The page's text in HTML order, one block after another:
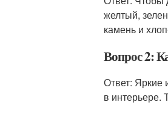
желтый,
камень и
Вопрос 2:
Ответ: Яркие
в интерьере.